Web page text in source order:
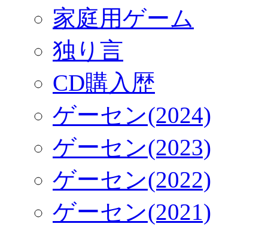
家庭用ゲーム
独り言
CD購入歴
ゲーセン(2024)
ゲーセン(2023)
ゲーセン(2022)
ゲーセン(2021)